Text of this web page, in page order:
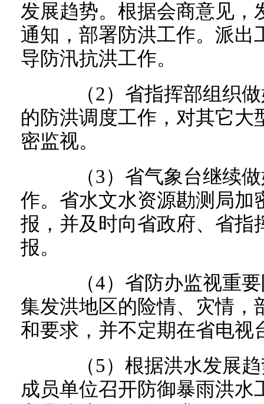
发展趋势。根据会商意见，
通知，部署防洪工作。派出
导防汛抗洪工作。
（2）省指挥部组织做
的防洪调度工作，对其它大
密监视。
（3）省气象台继续做
作。省水文水资源勘测局加
报，并及时向省政府、省指
报。
（4）省防办监视重要
集发洪地区的险情、灾情，
和要求，并不定期在省电视
（5）根据洪水发展趋
成员单位召开防御暴雨洪水